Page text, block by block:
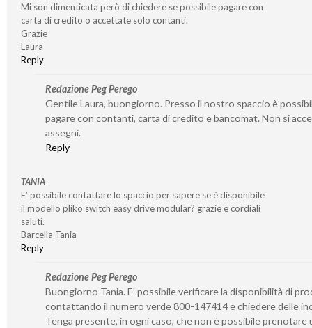
Mi son dimenticata però di chiedere se possibile pagare con
carta di credito o accettate solo contanti.
Grazie
Laura
Reply
Redazione Peg Perego
Gentile Laura, buongiorno. Presso il nostro spaccio è
pagare con contanti, carta di credito e bancomat. Non si
assegni.
Reply
TANIA
E’ possibile contattare lo spaccio per sapere se è disponibile
il modello pliko switch easy drive modular? grazie e cordiali
saluti.
Barcella Tania
Reply
Redazione Peg Perego
Buongiorno Tania. E’ possibile verificare la disponibilità di
contattando il numero verde 800-147414 e chiedere delle
Tenga presente, in ogni caso, che non è possibile prenotare